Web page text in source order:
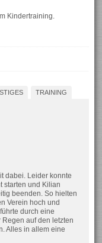
Kindertraining.
TRAINING
dabei. Leider konnte
starten und Kilian
beenden. So hielten
Verein hoch und
durch eine
auf den letzten
Alles in allem eine